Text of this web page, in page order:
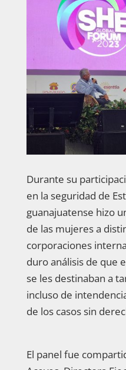
Durante su
en la seguridad de
guanajuatense hizo
de las mujeres a
corporaciones
duro análisis de que
se les destinaban a
incluso de
de los casos sin
El panel fue